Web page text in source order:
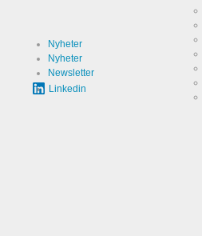
Nyheter
Nyheter
Newsletter
Linkedin